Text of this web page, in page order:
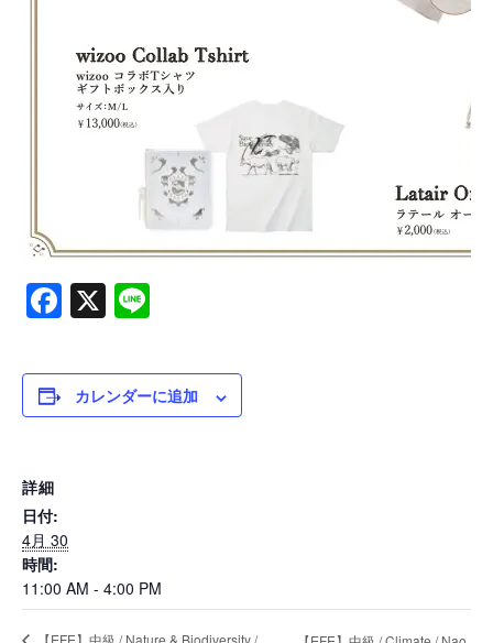
Online
Shop
info
Facebook
X
カレンダーに追加
詳細
日付:
4月 30
時間:
11:00 AM - 4:00 PM